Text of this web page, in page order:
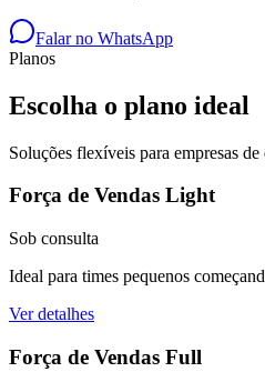
Falar no WhatsApp
Planos
Escolha o plano ideal
Soluções flexíveis para empresas
Força de Vendas Light
Sob consulta
Ideal para times pequenos
Ver detalhes
Força de Vendas Full